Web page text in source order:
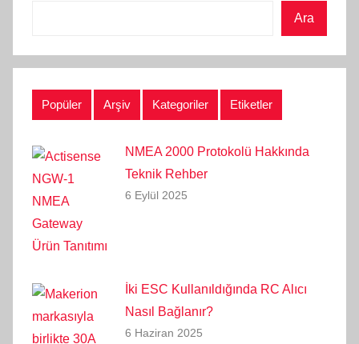
Ara
Popüler Arşiv Kategoriler Etiketler
NMEA 2000 Protokolü Hakkında
Teknik Rehber
6 Eylül 2025
İki ESC Kullanıldığında RC Alıcı
Nasıl Bağlanır?
6 Haziran 2025